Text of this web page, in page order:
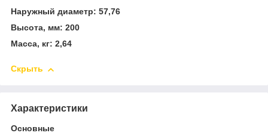
Наружный диаметр: 57,76
Высота, мм: 200
Масса, кг: 2,64
Скрыть
Характеристики
Основные